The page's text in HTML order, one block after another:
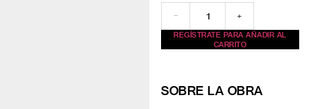
− +
REGÍSTRATE PARA AÑADIR AL
CARRITO
SOBRE LA OBRA